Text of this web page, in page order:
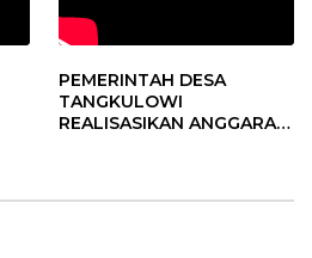
PEMERINTAH DESA
TANGKULOWI
REALISASIKAN ANGGARAN